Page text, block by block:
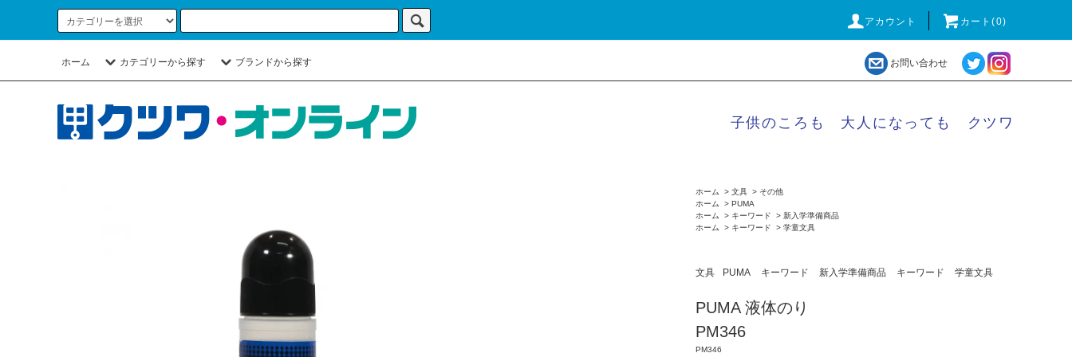
アカウント カート(0)
ホーム カテゴリーから探す ブランドから探す お問い合わせ
子供のころも 大人になっても クツワ
ホーム > 文具 > その他
ホーム
> PUMA
ホーム
> キーワード > 新入学準備商品
ホーム
> キーワード > 学童文具
文具 PUMA キーワード 新入学準備商品 キーワード 学童文具
PUMA 液体のり
PM346
PM346